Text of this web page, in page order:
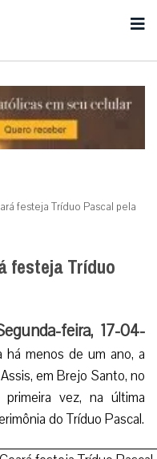
festeja Tríduo Pascal pela
festeja Tríduo
feira, 17-04-
há menos de um ano, a
em Brejo Santo, no
vez, na última
do Tríduo Pascal.